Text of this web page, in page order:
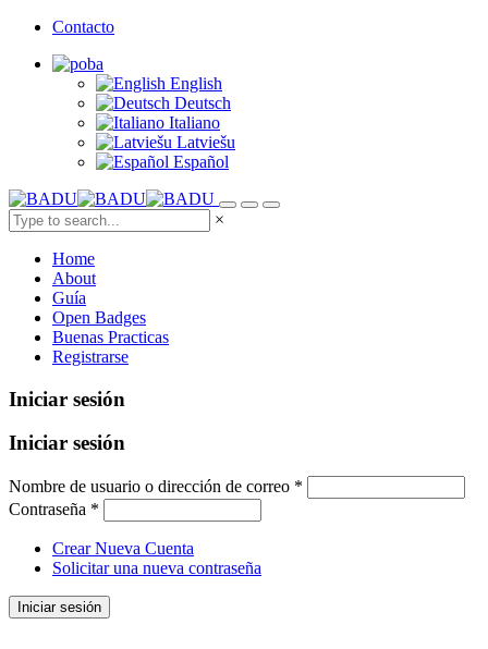
Contacto
English
Deutsch
Italiano
Latviešu
Español
×
Home
About
Guía
Open Badges
Buenas Practicas
Registrarse
Iniciar sesión
Iniciar sesión
Nombre de usuario o dirección de correo *
Contraseña *
Crear Nueva Cuenta
Solicitar una nueva contraseña